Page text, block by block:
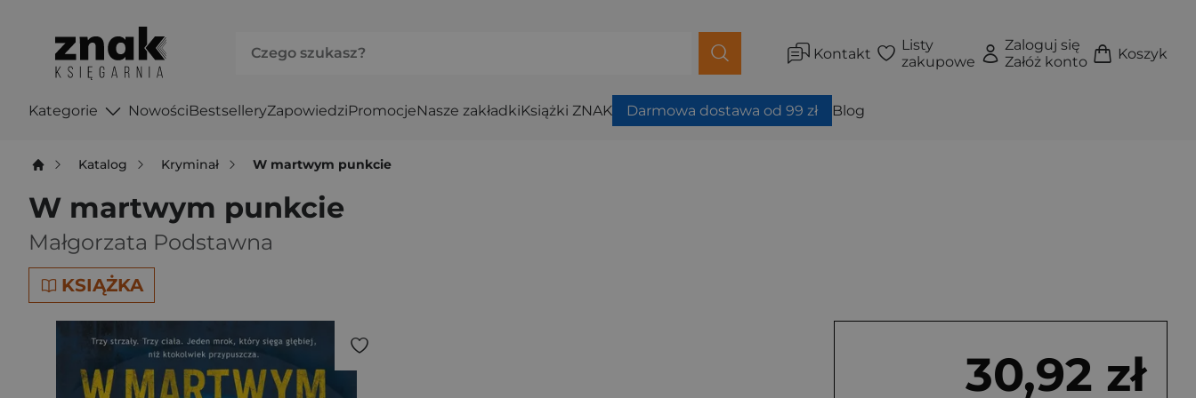
Kontakt
Listy
zakupowe
Zaloguj się
Załóż konto
Koszyk
Kategorie NowościBestselleryZapowiedziPromocjeNasze zakładkiKsiążki ZNAK Darmowa dostawa od 99 zł Blog
Katalog Kryminał W martwym punkcie
W martwym punkcie
Małgorzata Podstawna
KSIĄŻKA
30,92 zł